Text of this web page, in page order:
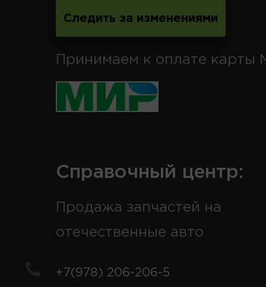
Следить за изменениями
Принимаем к оплате карты
Справочный центр:
Продажа запчастей на
отечественные авто
+7(978) 206-206-5